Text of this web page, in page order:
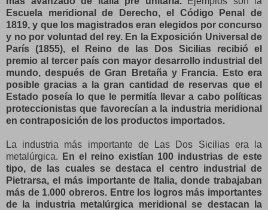
Escuela meridional de Derecho, el Código Penal de
1819, y que los magistrados eran elegidos por concurso
y no por voluntad del rey. En la Exposición Universal de
París (1855), el Reino de las Dos Sicilias recibió el
premio al tercer país con mayor desarrollo industrial del
mundo, después de Gran Bretaña y Francia. Esto era
posible gracias a la gran cantidad de reservas que el
Estado poseía lo que le permitía llevar a cabo políticas
proteccionistas que favorecían a la industria meridional
en contraposición de los productos importados.
La industria más importante de Las Dos Sicilias era la
metalúrgica. En el reino existían 100 industrias de este
tipo, de las cuales se destaca el centro industrial de
Pietrarsa, el más importante de Italia, donde trabajaban
más de 1.000 obreros. Entre los logros más importantes
de la industria metalúrgica meridional se destacan la